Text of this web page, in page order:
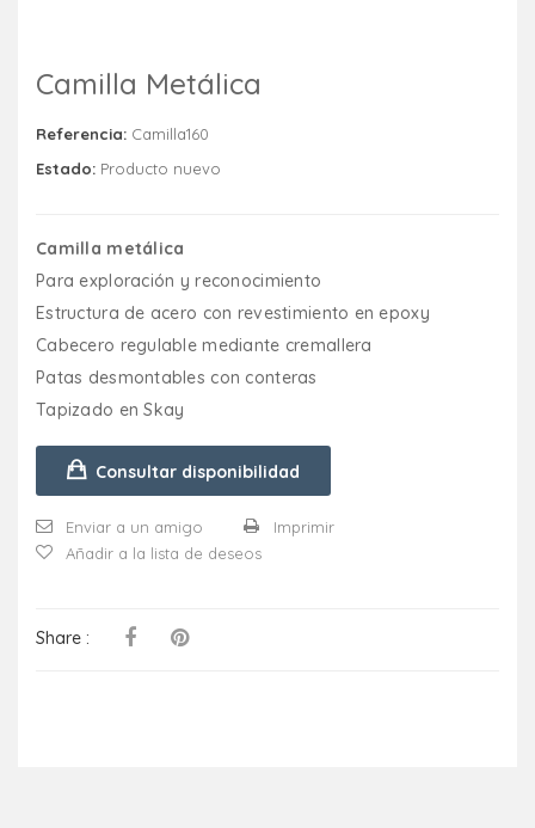
Camilla Metálica
Referencia: Camilla160
Estado: Producto nuevo
Camilla metálica
Para exploración y reconocimiento
Estructura de acero con revestimiento en epoxy
Cabecero regulable mediante cremallera
Patas desmontables con conteras
Tapizado en Skay
Consultar disponibilidad
Enviar a un amigo
Imprimir
Añadir a la lista de deseos
Share :